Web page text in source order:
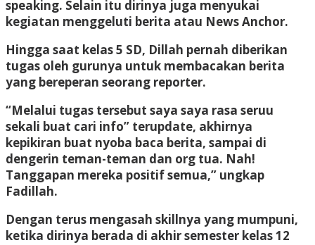
speaking. Selain itu dirinya juga menyukai
kegiatan menggeluti berita atau News Anchor.
Hingga saat kelas 5 SD, Dillah pernah diberikan
tugas oleh gurunya untuk membacakan berita
yang bereperan seorang reporter.
“Melalui tugas tersebut saya saya rasa seruu
sekali buat cari info” terupdate, akhirnya
kepikiran buat nyoba baca berita, sampai di
dengerin teman-teman dan org tua. Nah!
Tanggapan mereka positif semua,” ungkap
Fadillah.
Dengan terus mengasah skillnya yang mumpuni,
ketika dirinya berada di akhir semester kelas 12